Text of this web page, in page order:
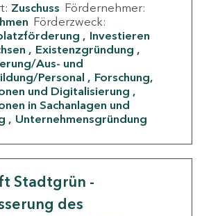
Zuschuss Fördernehmer:
Förderzweck:
Investieren
Existenzgründung
Aus- und
Personal
Forschung,
und Digitalisierung
in Sachanlagen und
Unternehmensgründung
Stadtgrün -
des